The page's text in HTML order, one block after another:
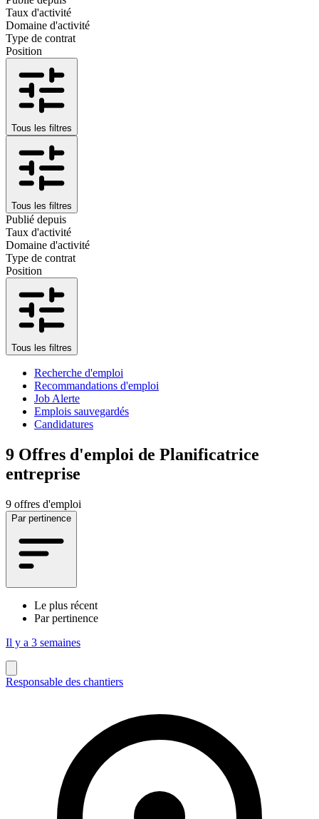
Taux d'activité
Domaine d'activité
Type de contrat
Position
Tous les filtres
Tous les filtres
Publié depuis
Taux d'activité
Domaine d'activité
Type de contrat
Position
Tous les filtres
Recherche d'emploi
Recommandations d'emploi
Job Alerte
Emplois sauvegardés
Candidatures
9 Offres d'emploi de Planificatrice
entreprise
9 offres d'emploi
Par pertinence
Le plus récent
Par pertinence
Il y a 3 semaines
Responsable des chantiers